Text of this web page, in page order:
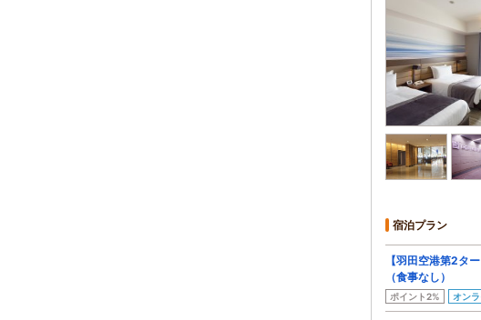
宿泊プラン
【羽田空港第2タ
（食事なし）
ポイント2% オン